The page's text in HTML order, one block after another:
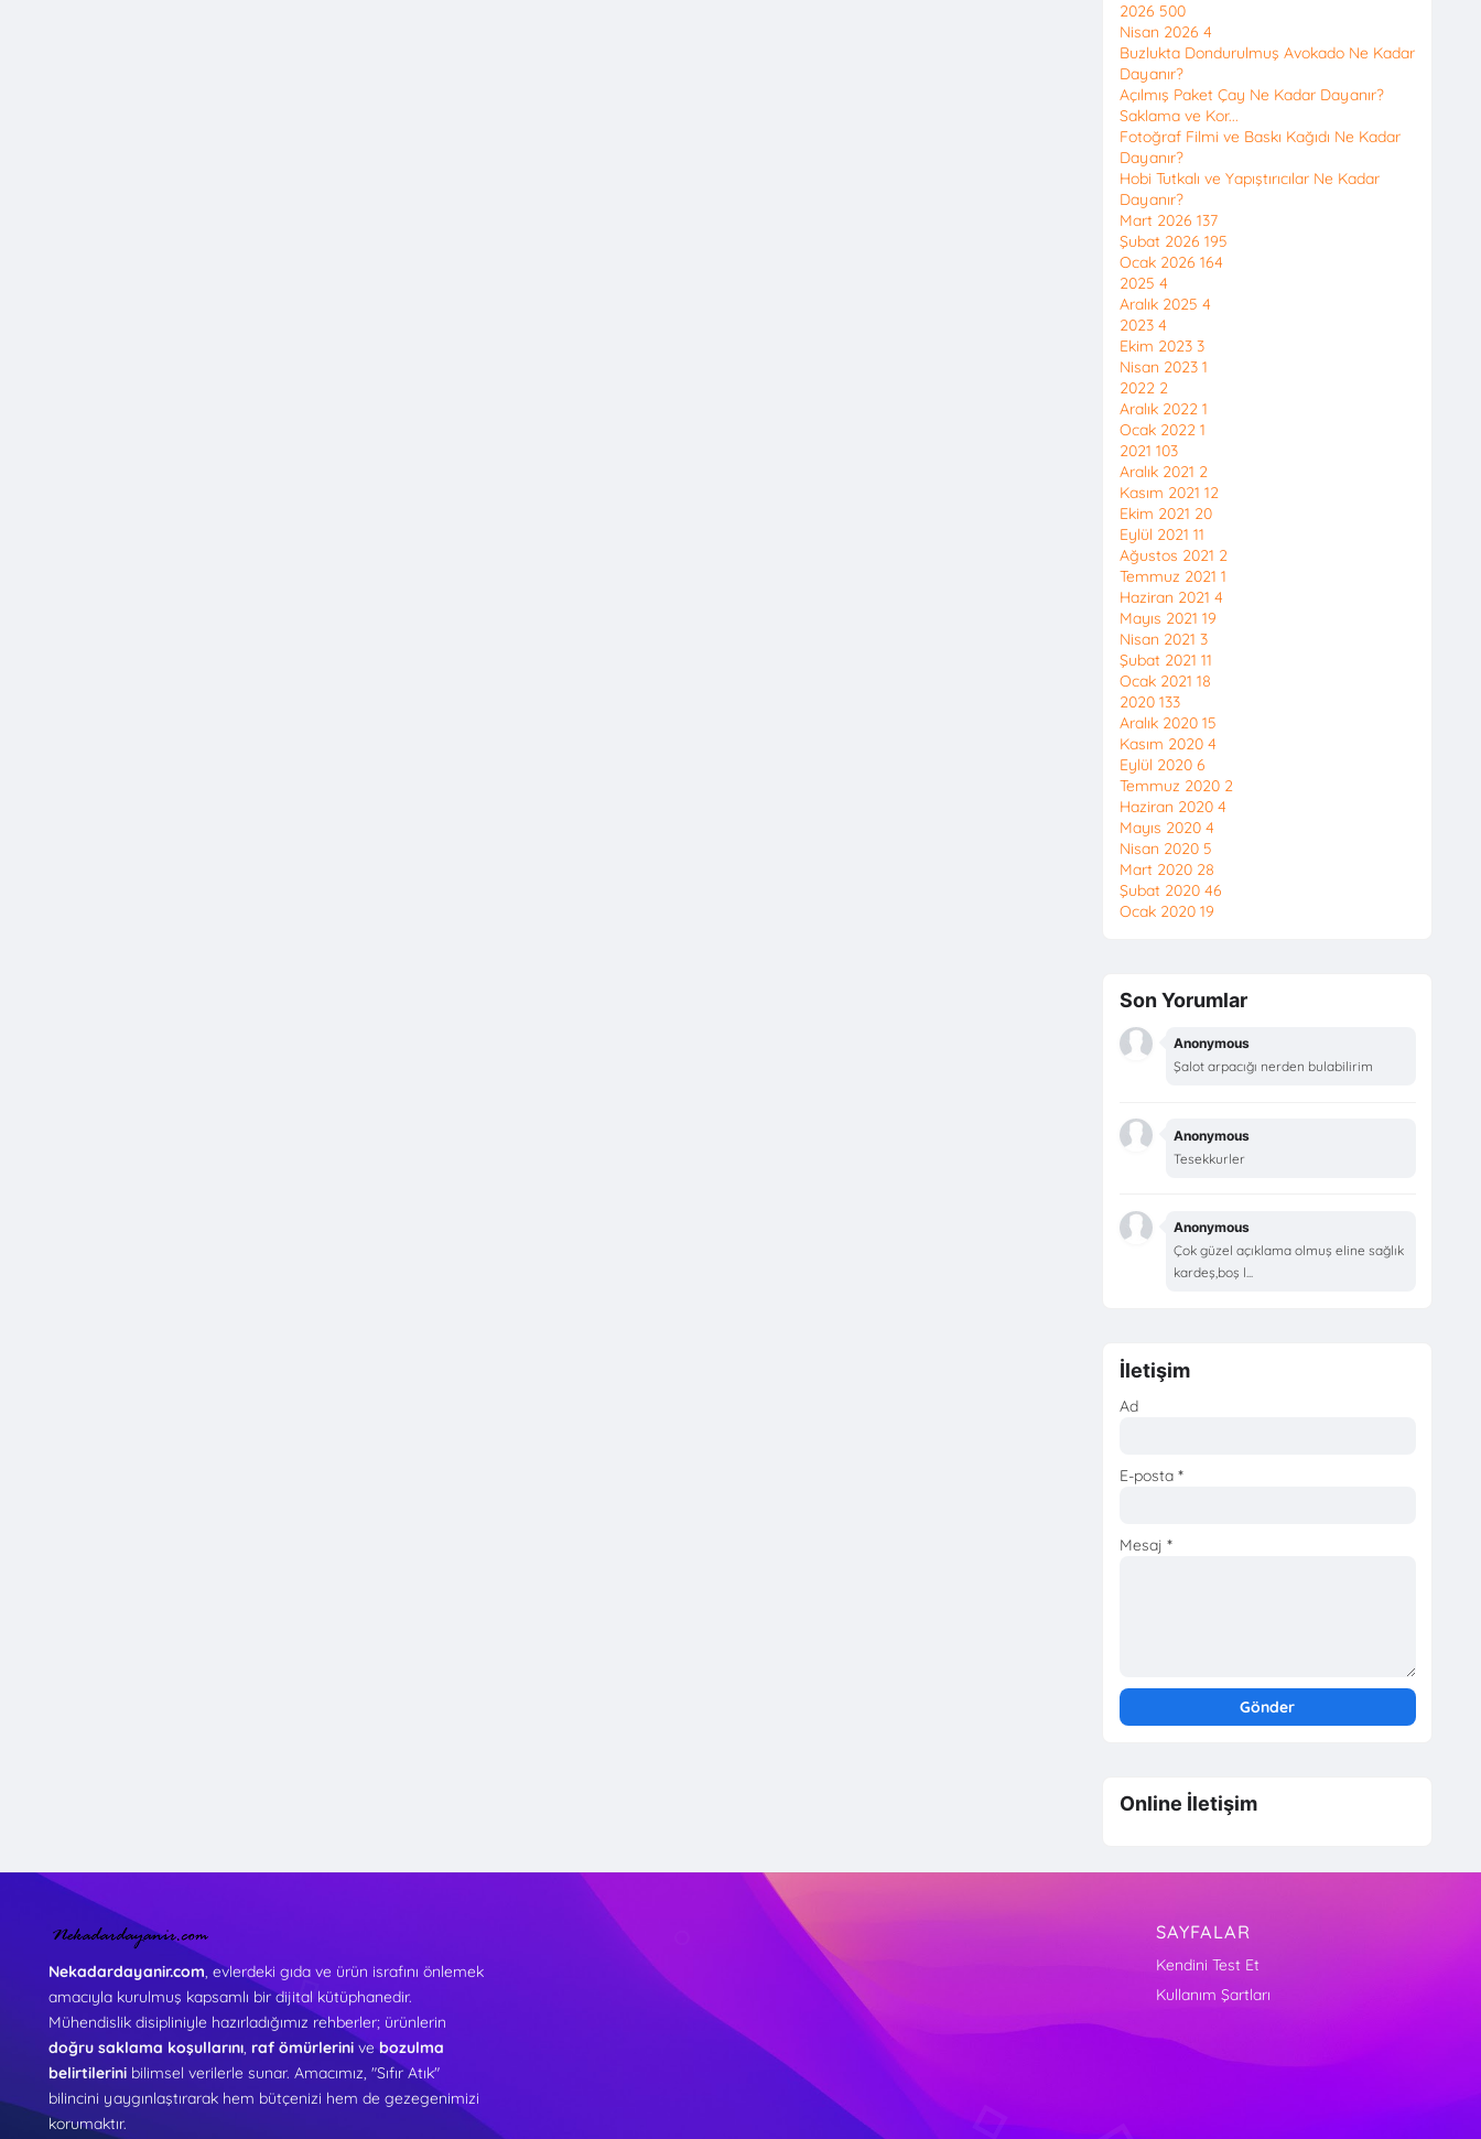
2026 500
Nisan 2026 4
Buzlukta Dondurulmuş Avokado Ne Kadar
Dayanır?
Açılmış Paket Çay Ne Kadar Dayanır?
Saklama ve Kor...
Fotoğraf Filmi ve Baskı Kağıdı Ne Kadar
Dayanır?
Hobi Tutkalı ve Yapıştırıcılar Ne Kadar
Dayanır?
Mart 2026 137
Şubat 2026 195
Ocak 2026 164
2025 4
Aralık 2025 4
2023 4
Ekim 2023 3
Nisan 2023 1
2022 2
Aralık 2022 1
Ocak 2022 1
2021 103
Aralık 2021 2
Kasım 2021 12
Ekim 2021 20
Eylül 2021 11
Ağustos 2021 2
Temmuz 2021 1
Haziran 2021 4
Mayıs 2021 19
Nisan 2021 3
Şubat 2021 11
Ocak 2021 18
2020 133
Aralık 2020 15
Kasım 2020 4
Eylül 2020 6
Temmuz 2020 2
Haziran 2020 4
Mayıs 2020 4
Nisan 2020 5
Mart 2020 28
Şubat 2020 46
Ocak 2020 19
Son Yorumlar
Anonymous
Şalot arpacığı nerden bulabilirim
Anonymous
Tesekkurler
Anonymous
Çok güzel açıklama olmuş eline sağlık
kardeş,boş l...
İletişim
Ad
E-posta *
Mesaj *
Online İletişim
Nekadardayanir.com, evlerdeki gıda ve ürün israfını önlemek
amacıyla kurulmuş kapsamlı bir dijital kütüphanedir.
Mühendislik disipliniyle hazırladığımız rehberler; ürünlerin
doğru saklama koşullarını, raf ömürlerinivebozulma
belirtilerinibilimsel verilerle sunar. Amacımız, "Sıfır Atık"
bilincini yaygınlaştırarak hem bütçenizi hem de gezegenimizi
korumaktır.
SAYFALAR
Kendini Test Et
Kullanım Şartları